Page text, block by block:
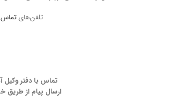
تلفن‌هایتماس
تماس با دفتر وکیل
ارسال پیام از طریق